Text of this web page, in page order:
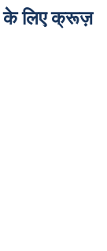
के लिए क्रूज़